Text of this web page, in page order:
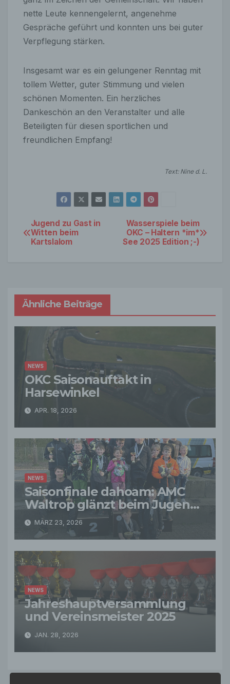
nette Leute kennengelernt, angenehme
Gespräche geführt und konnten uns bei guter
Verpflegung stärken.
Insgesamt war es ein gelungener Renntag mit
tollem Wetter, guter Stimmung und vielen
schönen Momenten. Ein herzliches
Dankeschön an den Veranstalter und alle
Beteiligten für diesen sportlichen und
freundlichen Empfang!
Text: Nine d. L.
Beitrags-
Navigation
Wasserspiele beim
OKC – Haltern *im*
See 2025 Edition ;-)
Jugend zu Gast in
Witten beim
Kartslalom
Ähnliche Beiträge
NEWS
OKC Saisonauftakt in
Harsewinkel
APR. 18, 2026
NEWS
Saisonfinale dahoam: AMC
Waltrop glänzt beim Jugend-
Turnier-Abschluss 2026
MÄRZ 23, 2026
NEWS
Jahreshauptversammlung
und Vereinsmeister 2025
JAN. 28, 2026